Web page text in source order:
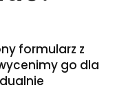
formularz z
go dla